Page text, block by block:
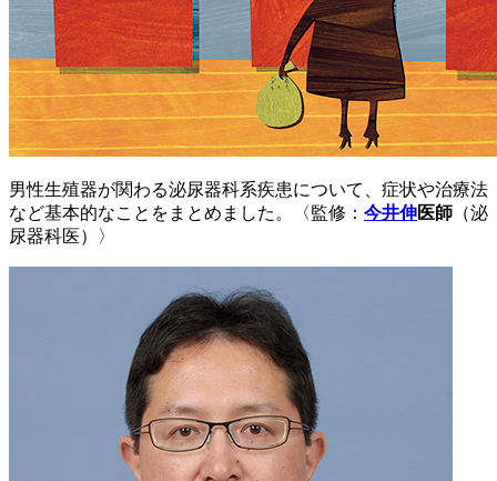
男性生殖器が関わる泌尿器科系疾患について、症状や治療法
など基本的なことをまとめました。〈監修： 今井伸医師 （泌
尿器科医）〉